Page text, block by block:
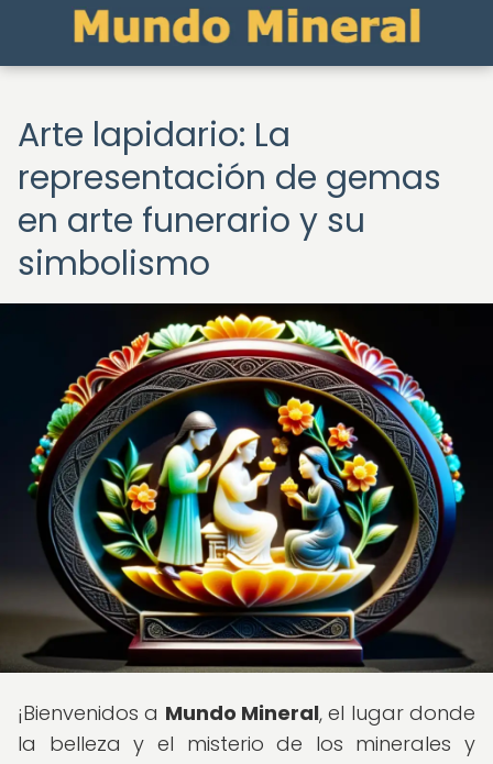
Arte lapidario: La
representación de gemas
en arte funerario y su
simbolismo
¡Bienvenidos a Mundo Mineral, el lugar donde
la belleza y el misterio de los minerales y